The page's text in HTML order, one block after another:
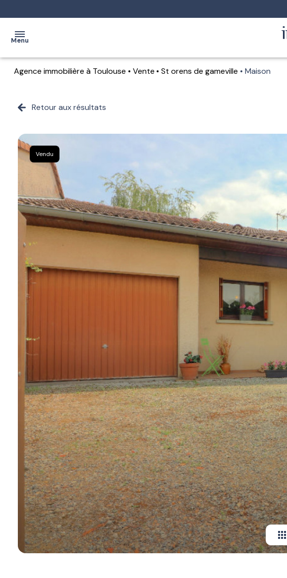
Menu
achat
location
l'agence
Toulouse
Auch
Agence immobilière à Toulouse Vente St orens de gameville Maison
Retour aux résultats
Vendu